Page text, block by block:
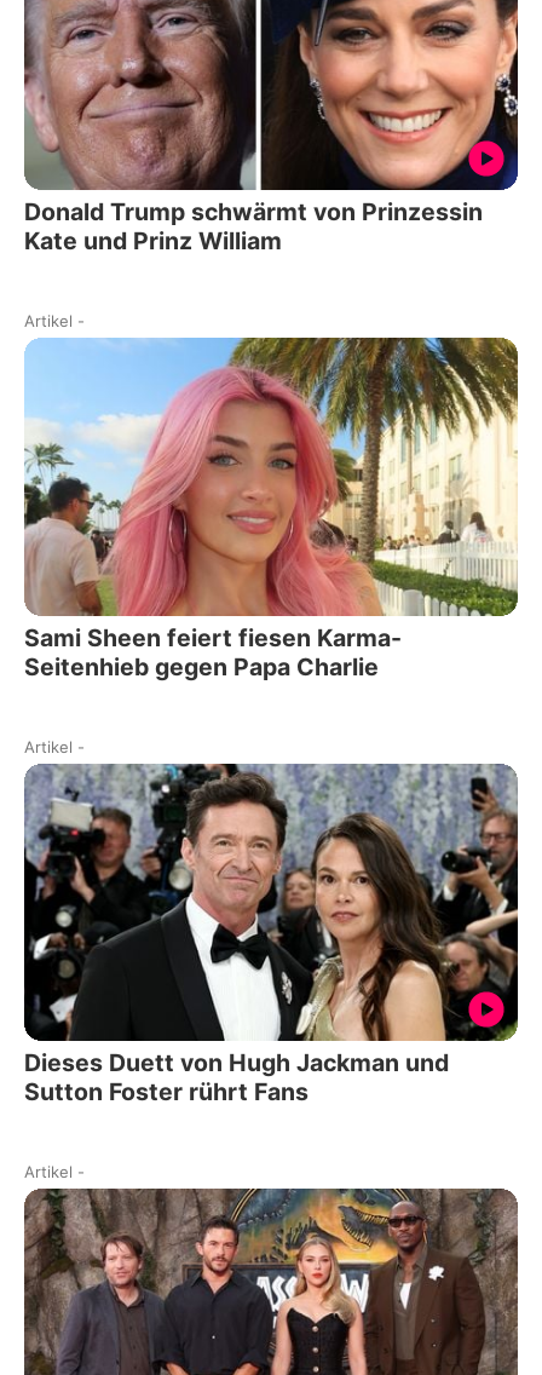
Donald Trump schwärmt von Prinzessin
Kate und Prinz William
Artikel -
Sami Sheen feiert fiesen Karma-
Seitenhieb gegen Papa Charlie
Artikel -
Dieses Duett von Hugh Jackman und
Sutton Foster rührt Fans
Artikel -